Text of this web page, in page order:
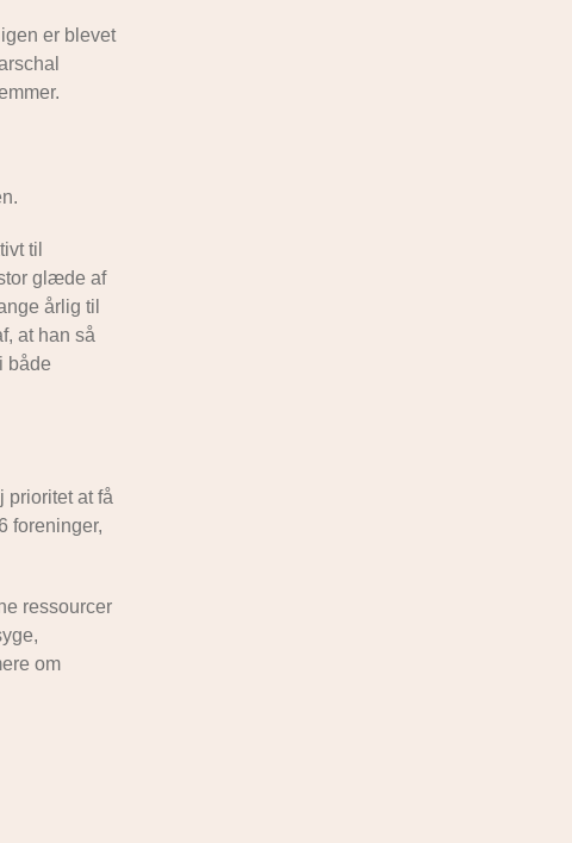
er blevet
til
glæde af
årlig til
at han så
både
prioritet at få
foreninger,
ressourcer
om